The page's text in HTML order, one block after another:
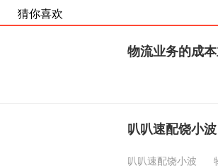
猜你喜欢
物流业务的成
叭叭速配饶小
叭叭速配饶小波